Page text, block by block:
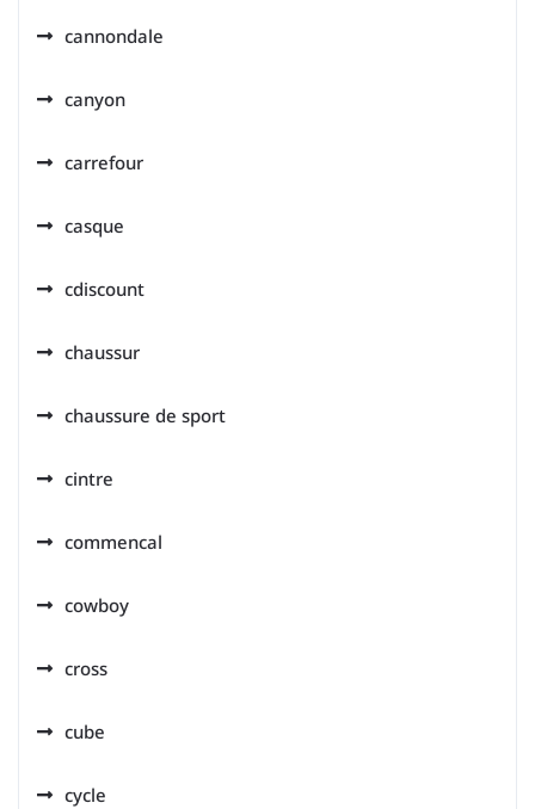
cannondale
canyon
carrefour
casque
cdiscount
chaussur
chaussure de sport
cintre
commencal
cowboy
cross
cube
cycle